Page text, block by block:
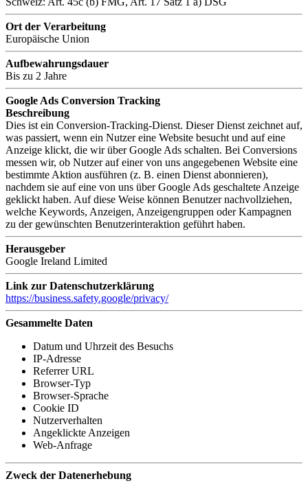
Ort der Verarbeitung
Europäische Union
Aufbewahrungsdauer
Bis zu 2 Jahre
Google Ads Conversion Tracking
Beschreibung
Dies ist ein Conversion-Tracking-Dienst. Dieser Dienst zeichnet auf,
was passiert, wenn ein Nutzer eine Website besucht und auf eine
Anzeige klickt, die wir über Google Ads schalten. Bei Conversions
messen wir, ob Nutzer auf einer von uns angegebenen Website eine
bestimmte Aktion ausführen (z. B. einen Dienst abonnieren),
nachdem sie auf eine von uns über Google Ads geschaltete Anzeige
geklickt haben. Auf diese Weise können Benutzer nachvollziehen,
welche Keywords, Anzeigen, Anzeigengruppen oder Kampagnen
zu der gewünschten Benutzerinteraktion geführt haben.
Herausgeber
Google Ireland Limited
Link zur Datenschutzerklärung
https://business.safety.google/privacy/
Gesammelte Daten
Datum und Uhrzeit des Besuchs
IP-Adresse
Referrer URL
Browser-Typ
Browser-Sprache
Cookie ID
Nutzerverhalten
Angeklickte Anzeigen
Web-Anfrage
Zweck der Datenerhebung